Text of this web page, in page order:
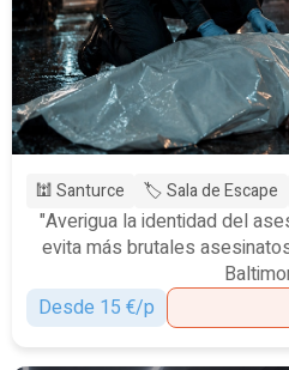
🕍 Santurce 🏷️ Sala de Escape
"Averigua la identidad del
evita más brutales
Desde 15 €/p